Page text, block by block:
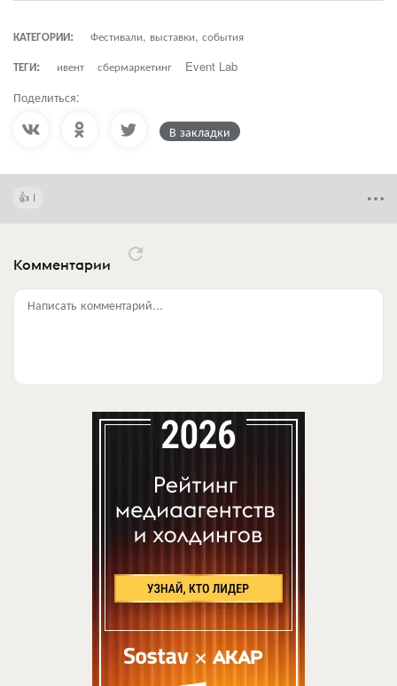
КАТЕГОРИИ:
Фестивали, выставки, события
ТЕГИ:
ивент сбермаркетинг Event Lab
Поделиться:
В закладки
1
Комментарии
Написать комментарий...